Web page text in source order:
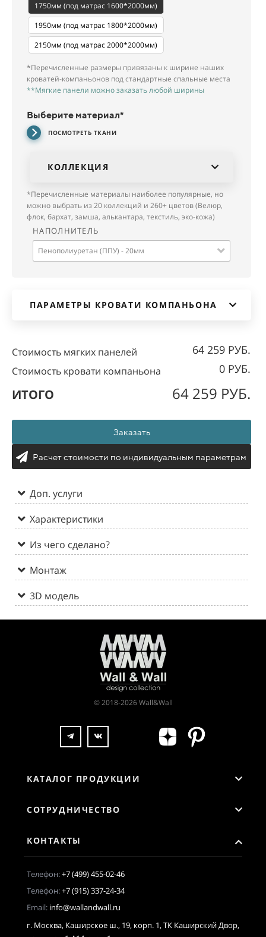
1750мм (под матрас 1600*2000мм)
1950мм (под матрас 1800*2000мм)
2150мм (под матрас 2000*2000мм)
*Перечисленные размеры привязаны к ширине наших
кроватей-компаньонов под стандартные спальные места
**Мягкие панели можно заказать любой ширины
Выберите материал*
ПОСМОТРЕТЬ ТКАНИ
КОЛЛЕКЦИЯ
*Перечисленные материалы наиболее популярные, но
можно выбрать из 20 коллекций и 260+ цветов (Велюр,
флок, бархат, замша, алькантара, текстиль, эко-кожа)
НАПОЛНИТЕЛЬ
Пенополиуретан (ППУ) - 20мм
ПАРАМЕТРЫ КРОВАТИ КОМПАНЬОНА
Стоимость мягких панелей 64 259 РУБ.
Стоимость кровати компаньона 0 РУБ.
ИТОГО 64 259 РУБ.
Заказать
Расчет стоимости по индивидуальным параметрам
Доп. услуги
Характеристики
Из чего сделано?
Монтаж
3D модель
© 2018-2026 Wall&Wall
КАТАЛОГ ПРОДУКЦИИ
СОТРУДНИЧЕСТВО
КОНТАКТЫ
Телефон:+7 (499) 455-02-46
Телефон:+7 (915) 337-24-34
Email: info@wallandwall.ru
г. Москва, Каширское ш., 19, корп. 1, ТК Каширский Двор,